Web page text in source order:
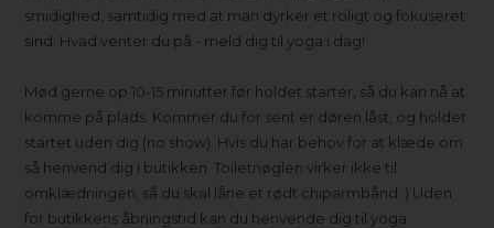
smidighed, samtidig med at man dyrker et roligt og fokuseret
sind. Hvad venter du på - meld dig til yoga i dag!
Mød gerne op 10-15 minutter før holdet starter, så du kan nå at
komme på plads. Kommer du for sent er døren låst, og holdet
startet uden dig (no show). Hvis du har behov for at klæde om
så henvend dig i butikken. Toiletnøglen virker ikke til
omklædningen, så du skal låne et rødt chiparmbånd :) Uden
for butikkens åbningstid kan du henvende dig til yoga